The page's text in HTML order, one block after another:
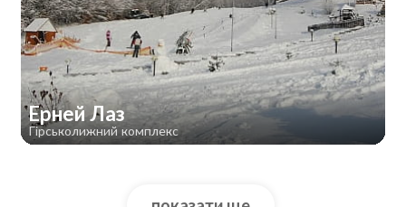
Ерней Лаз
Гірськолижний комплекс